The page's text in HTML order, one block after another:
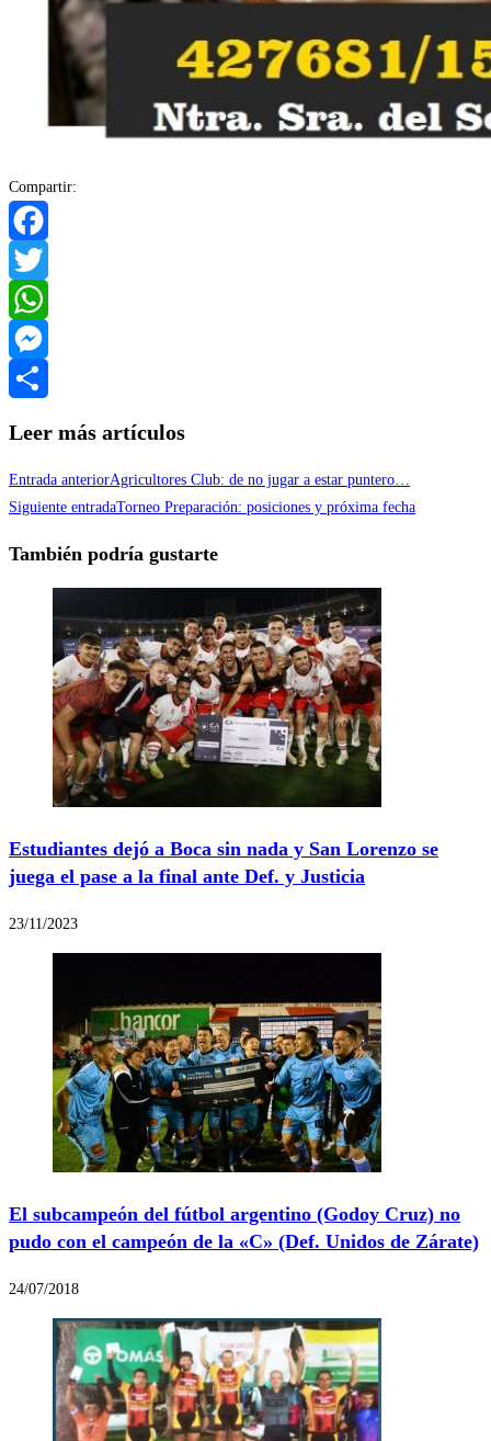
Compartir:
Facebook
Twitter
WhatsApp
Messenger
Leer más artículos
Entrada anteriorAgricultores Club: de no jugar a estar puntero…
Siguiente entradaTorneo Preparación: posiciones y próxima fecha
También podría gustarte
Estudiantes dejó a Boca sin nada y San Lorenzo se
juega el pase a la final ante Def. y Justicia
23/11/2023
El subcampeón del fútbol argentino (Godoy Cruz) no
pudo con el campeón de la «C» (Def. Unidos de Zárate)
24/07/2018